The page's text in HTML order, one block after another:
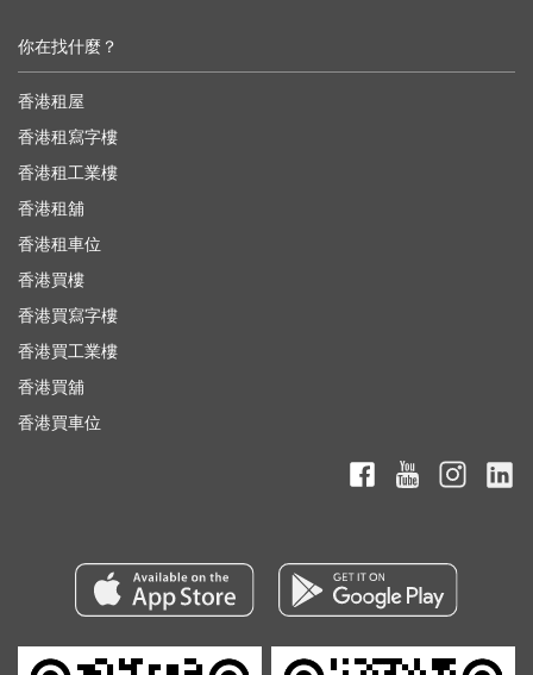
你在找什麼？
香港租屋
香港租寫字樓
香港租工業樓
香港租舖
香港租車位
香港買樓
香港買寫字樓
香港買工業樓
香港買舖
香港買車位